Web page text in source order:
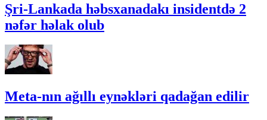
Şri-Lankada həbsxanadakı insidentdə 2
nəfər həlak olub
Meta-nın ağıllı eynəkləri qadağan edilir